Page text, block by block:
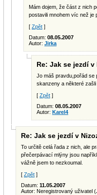
Mám dojem, že část z nich
postavili mnohem víc než je
[ Zpět ]
Datum: 08.05.2007
Autor: Jirka
Re: Jak se jezdí v
Jo máš pravdu,pořád se
skanzeny a některé
[ Zpět ]
Datum: 08.05.2007
Autor: Karel4
Re: Jak se jezdí v
To určitě celá řada z nich, ale
přečerpávací mlýny jsou
vážně jsem to nezkoumal.
[ Zpět ]
Datum: 11.05.2007
Autor: Neregistrovaný uživatel